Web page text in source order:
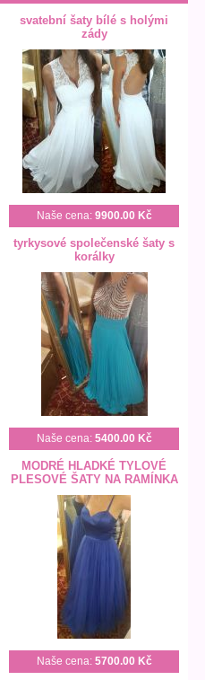
svatební šaty bílé s holými
zády
Naše cena: 9900.00 Kč
tyrkysové společenské šaty s
korálky
Naše cena: 5400.00 Kč
MODRÉ HLADKÉ TYLOVÉ
PLESOVÉ ŠATY NA RAMÍNKA
Naše cena: 5700.00 Kč